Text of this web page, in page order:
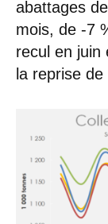
abattages
mois, de -7
recul en juin
la reprise